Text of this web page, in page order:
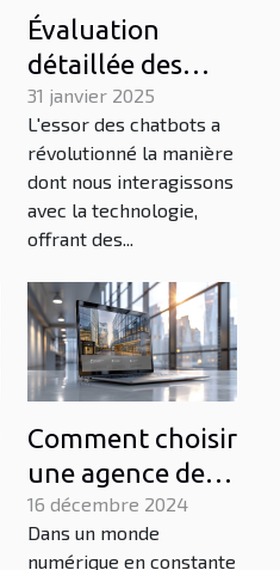
Évaluation
détaillée des
fonctionnalités
avancées des
chatbots en
français
31 janvier 2025
L'essor des chatbots a
révolutionné la manière
dont nous interagissons
avec la technologie,
offrant des...
Comment choisir
une agence de
création de sites
web et de
16 décembre 2024
Dans un monde
numérique en constante